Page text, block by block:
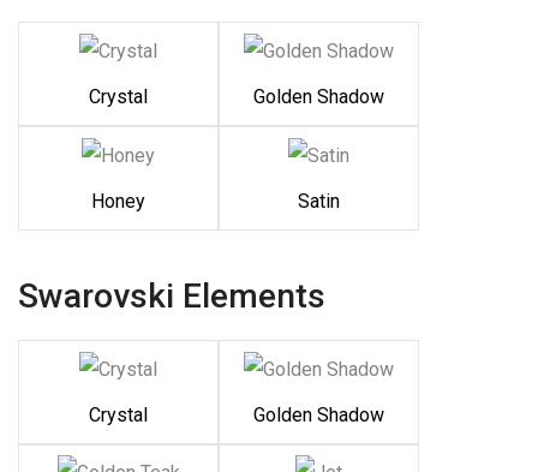
Crystal Golden Shadow
Honey Satin
Swarovski Elements
Crystal Golden Shadow